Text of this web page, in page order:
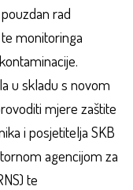
rad
monitoringa
u skladu s novom
mjere zaštite
i posjetitelja SKB
agencijom za
te